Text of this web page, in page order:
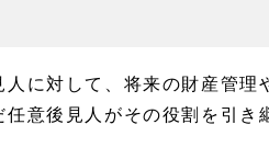
に対して、将来の財産管理
意後見人がその役割を引き